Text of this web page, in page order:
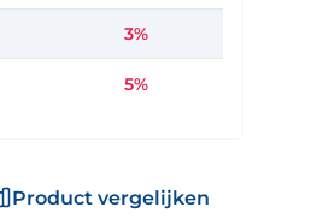
3%
5%
Product vergelijken